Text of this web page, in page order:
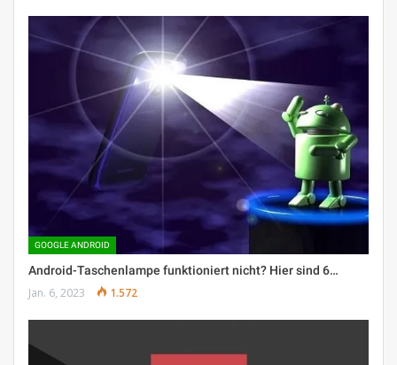
GOOGLE ANDROID
Android-Taschenlampe funktioniert nicht? Hier sind 6…
Jan. 6, 2023 1.572